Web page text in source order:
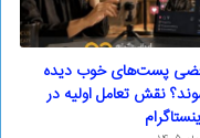
پست‌های خوب دیده
نقش تعامل اولیه در